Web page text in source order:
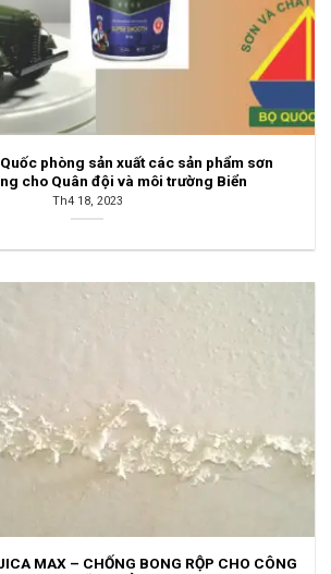
phòng sản xuất các sản phẩm sơn
cho Quân đội và môi trường Biển
Th4 18, 2023
MAX – CHỐNG BONG RỘP CHO CÔNG